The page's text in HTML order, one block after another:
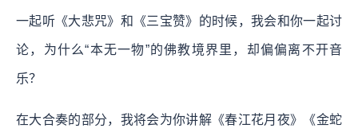
一起听《大悲咒》和《三宝赞》的时候，我会和你一起讨
论，为什么“本无一物”的佛教境界里，却偏偏离不开音
乐？
在大合奏的部分，我将会为你讲解《春江花月夜》《金蛇